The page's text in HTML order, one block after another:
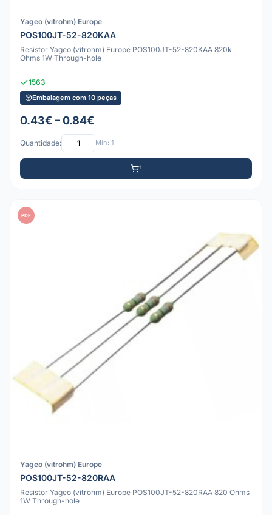
Yageo (vitrohm) Europe
POS100JT-52-820KAA
Resistor Yageo (vitrohm) Europe POS100JT-52-820KAA 820k
Ohms 1W Through-hole
1563
Embalagem com 10 peças
0.43€ – 0.84€
Quantidade: Mín: 1
PDF
Yageo (vitrohm) Europe
POS100JT-52-820RAA
Resistor Yageo (vitrohm) Europe POS100JT-52-820RAA 820 Ohms
1W Through-hole